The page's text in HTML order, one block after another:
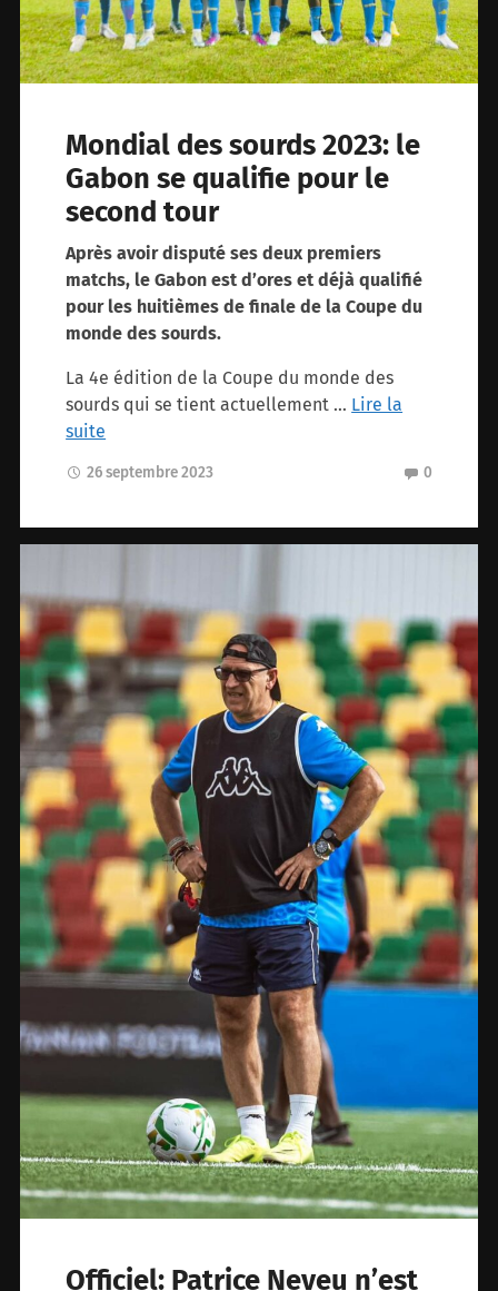
Mondial des sourds 2023: le
Gabon se qualifie pour le
second tour
Après avoir disputé ses deux premiers
matchs, le Gabon est d’ores et déjà qualifié
pour les huitièmes de finale de la Coupe du
monde des sourds.
La 4e édition de la Coupe du monde des
sourds qui se tient actuellement … Lire la
suite
26 septembre 2023 0
Officiel: Patrice Neveu n’est